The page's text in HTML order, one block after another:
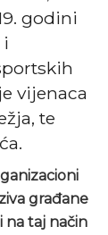
godini
vijenaca
te
građane
na taj način